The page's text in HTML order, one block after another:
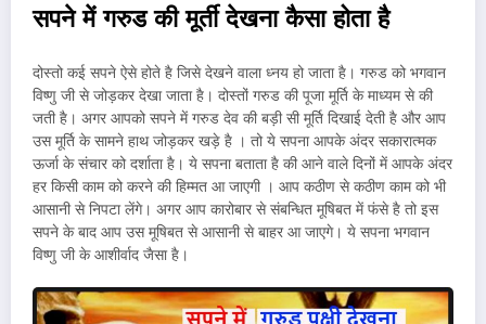
सपने में गरुड की मूर्ती देखना कैसा होता है
दोस्तो कई सपने ऐसे होते है जिसे देखने वाला ध्नय हो जाता है। गरुड को भगवान
विष्णु जी से जोड़कर देखा जाता है। दोस्तों गरुड की पूजा मूर्ति के माध्यम से की
जती है। अगर आपको सपने में गरुड देव की बड़ी सी मूर्ति दिखाई देती है और आप
उस मूर्ति के सामने हाथ जोड़कर खड़े है । तो ये सपना आपके अंदर सकारात्मक
ऊर्जा के संचार को दर्शाता है। ये सपना बताता है की आने वाले दिनों में आपके अंदर
हर किसी काम को करने की हिम्मत आ जाएगी । आप कठीण से कठीण काम को भी
आसानी से निपटा लेंगे। अगर आप कारोबार से संबन्धित मूषिबत में फंसे है तो इस
सपने के बाद आप उस मूषिबत से आसानी से बाहर आ जाएगे। ये सपना भगवान
विष्णु जी के आशीर्वाद जैसा है।